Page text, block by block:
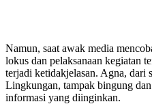
Namun, saat awak media
lokus dan pelaksanaan kegiatan
terjadi ketidakjelasan. Agna, dari
Lingkungan, tampak bingung
informasi yang diinginkan.